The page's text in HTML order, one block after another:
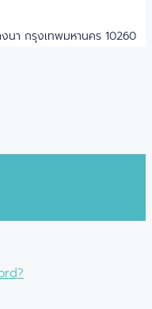
นา กรุงเทพมหานคร 10260